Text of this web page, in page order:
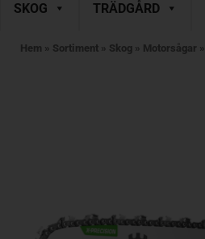
SKOG TRÄDGÅRD
Hem » Sortiment » Skog » Motorsågar »